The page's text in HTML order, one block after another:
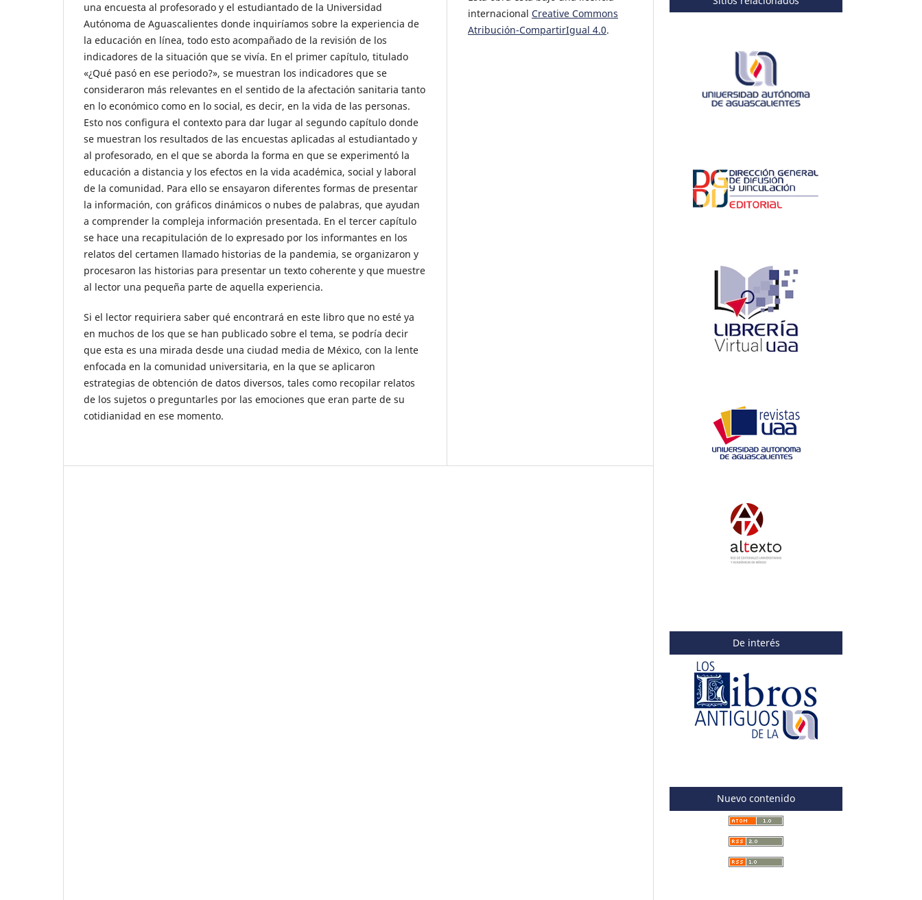
una encuesta al profesorado y el estudiantado de la Universidad
Autónoma de Aguascalientes donde inquiríamos sobre la experiencia de
la educación en línea, todo esto acompañado de la revisión de los
indicadores de la situación que se vivía. En el primer capítulo, titulado
«¿Qué pasó en ese periodo?», se muestran los indicadores que se
consideraron más relevantes en el sentido de la afectación sanitaria tanto
en lo económico como en lo social, es decir, en la vida de las personas.
Esto nos configura el contexto para dar lugar al segundo capítulo donde
se muestran los resultados de las encuestas aplicadas al estudiantado y
al profesorado, en el que se aborda la forma en que se experimentó la
educación a distancia y los efectos en la vida académica, social y laboral
de la comunidad. Para ello se ensayaron diferentes formas de presentar
la información, con gráficos dinámicos o nubes de palabras, que ayudan
a comprender la compleja información presentada. En el tercer capítulo
se hace una recapitulación de lo expresado por los informantes en los
relatos del certamen llamado historias de la pandemia, se organizaron y
procesaron las historias para presentar un texto coherente y que muestre
al lector una pequeña parte de aquella experiencia.
Si el lector requiriera saber qué encontrará en este libro que no esté ya
en muchos de los que se han publicado sobre el tema, se podría decir
que esta es una mirada desde una ciudad media de México, con la lente
enfocada en la comunidad universitaria, en la que se aplicaron
estrategias de obtención de datos diversos, tales como recopilar relatos
de los sujetos o preguntarles por las emociones que eran parte de su
cotidianidad en ese momento.
internacional Creative Commons
Atribución-CompartirIgual 4.0.
De interés
Nuevo contenido